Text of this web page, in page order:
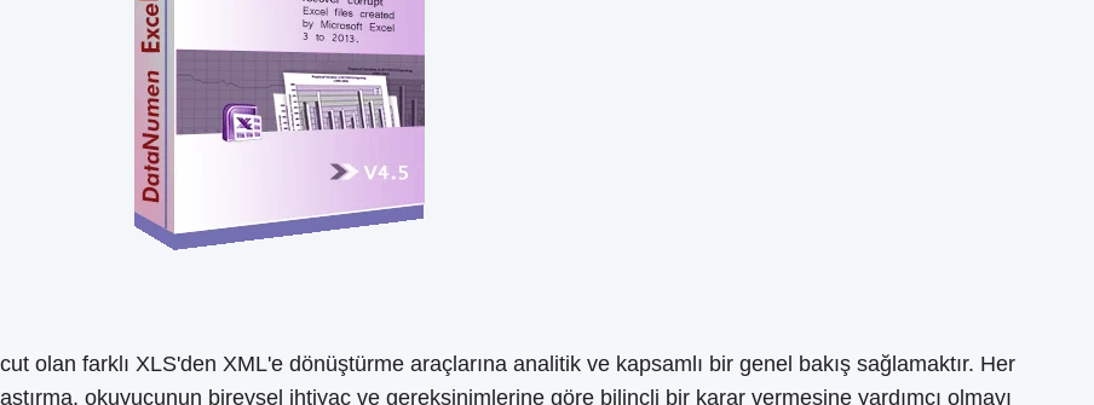
olan farklı XLS'den XML'e dönüştürme araçlarına analitik ve kapsamlı bir genel bakış sağlamaktır. Her
okuyucunun bireysel ihtiyaç ve gereksinimlerine göre bilinçli bir karar vermesine yardımcı olmayı